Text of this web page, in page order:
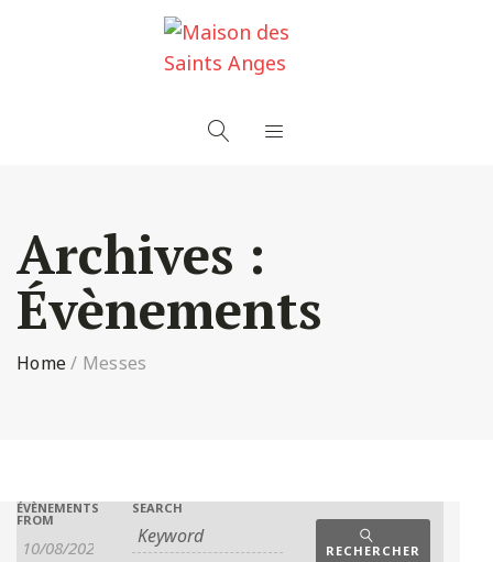
Archives :
Évènements
Home/ Messes
ÉVÈNEMENTS
FROM
SEARCH
RECHERCHER
Event
Panneau de gestion des cookies